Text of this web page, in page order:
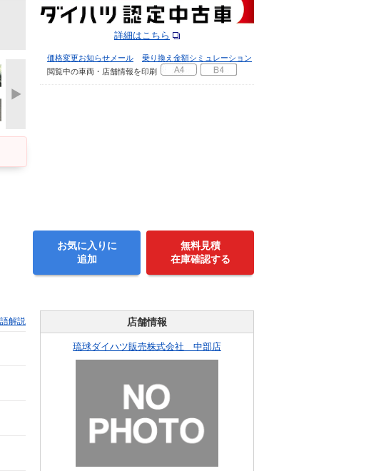
詳細はこちら
価格変更お知らせメール
乗り換え金額シミュレーション
閲覧中の車両・店舗情報を印刷
お気に入りに
追加
無料見積
在庫確認する
解説 店舗情報
琉球ダイハツ販売株式会社 中部店